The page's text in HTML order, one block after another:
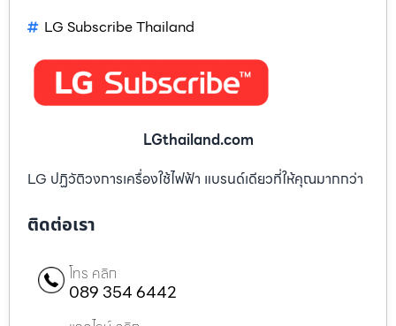
LG Subscribe Thailand
LGthailand.com
LG ปฏิวัติวงการเครื่องใช้ไฟฟ้า แบรนด์เดียวที่ให้คุณมากกว่า
ติดต่อเรา
โทร คลิก
089 354 6442